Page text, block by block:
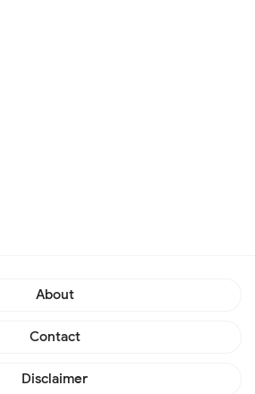
About
Contact
Disclaimer